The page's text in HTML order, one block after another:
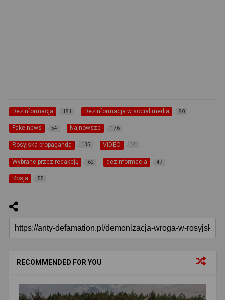
Dezinformacja 181 Dezinformacja w social media 80
Fake news 54 Najnowsze 176
Rosyjska propaganda 135 VIDEO 14
Wybrane przez redakcję 62 dezinformacja 47
Rosja 55
RECOMMENDED FOR YOU